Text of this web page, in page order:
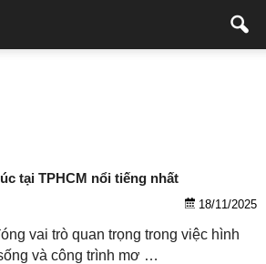
ăn Sài Gòn Spa Thẩm mỹ
tại TPHCM nổi tiếng nhất
18/11/2025
vai trò quan trọng trong việc hình
và công trình mơ …